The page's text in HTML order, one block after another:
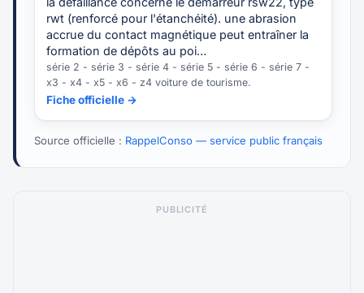
rwt (renforcé pour l'étanchéité). une abrasion
accrue du contact magnétique peut entraîner la
formation de dépôts au poi…
série 2 - série 3 - série 4 - série 5 - série 6 - série 7 -
x3 - x4 - x5 - x6 - z4 voiture de tourisme.
Fiche officielle →
Source officielle : RappelConso — service public français
PUBLICITÉ